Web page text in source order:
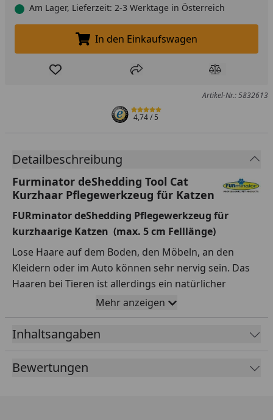
Am Lager, Lieferzeit: 2-3 Werktage in Österreich
In den Einkaufswagen legen
In den Einkaufswagen
Produkt zur Wunschliste hinzufügen
Teilen Produkt
Artikel-Nr.: 5832613
4,74/ 5
Detailbeschreibung
Furminator deShedding Tool Cat
Kurzhaar Pflegewerkzeug für Katzen
FURminator deShedding Pflegewerkzeug für
kurzhaarige Katzen (max. 5 cm Felllänge)
Lose Haare auf dem Boden, den Möbeln, an den
Kleidern oder im Auto können sehr nervig sein. Das
Haaren bei Tieren ist allerdings ein natürlicher
Prozess und es ist nicht möglich, diesen zu
unterbinden.
Alle Hunde, Katzen, Pferde und Kleintiere verlieren
Haare bis zu einem gewissen Umfang. Das hängt von
der Rasse, Alter, Geschlecht und auch von externen
Mehr anzeigen
Inhaltsangaben
Bewertungen